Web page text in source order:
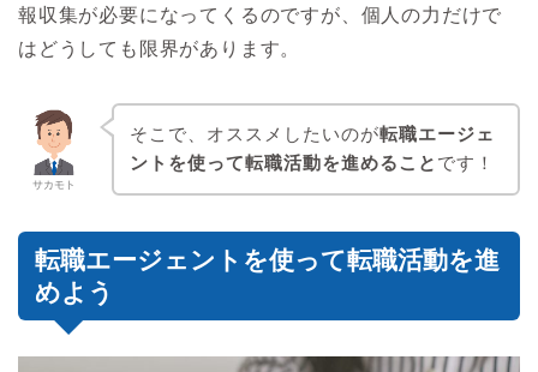
報収集が必要になってくるのですが、個人の力だけで
はどうしても限界があります。
サカモト
そこで、オススメしたいのが転職エージェ
ントを使って転職活動を進めること です！
転職エージェントを使って転職活動を進
めよう